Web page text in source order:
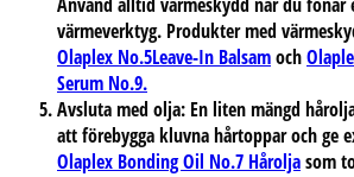
värmeverktyg. Produkter med
Olaplex No.5Leave-In Balsamoch
Serum No.9.
Avsluta med olja: En liten mängd
att förebygga kluvna hårtoppar och ge
Olaplex Bonding Oil No.7 Håroljasom